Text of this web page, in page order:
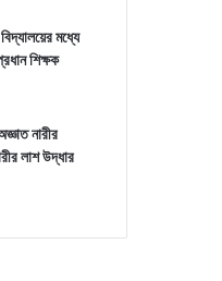
মধ্যে
শিক্ষক
নারীর
লাশ উদ্ধার